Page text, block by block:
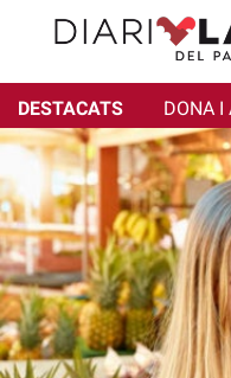
DESTACATS DONA I